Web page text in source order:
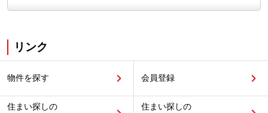
リンク
物件を探す 会員登録
住まい探しの
住まい探しの